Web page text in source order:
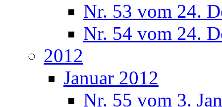
Nr. 53 vom 24.
Nr. 54 vom 24.
2012
Januar 2012
Nr. 55 vom 3.